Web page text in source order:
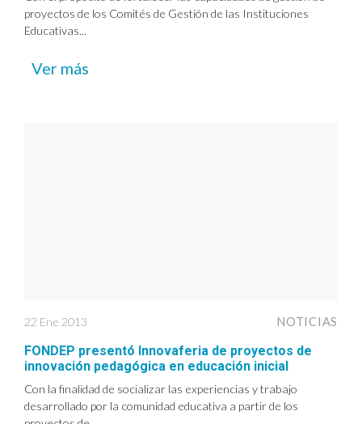
proyectos de los Comités de Gestión de las Instituciones
Educativas...
Ver más
22 Ene 2013 NOTICIAS
FONDEP presentó Innovaferia de proyectos de
innovación pedagógica en educación inicial
Con la finalidad de socializar las experiencias y trabajo
desarrollado por la comunidad educativa a partir de los